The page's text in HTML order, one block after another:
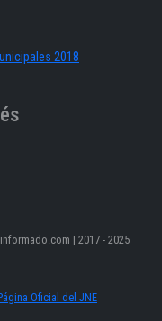
2018
| 2017 - 2025
Oficial del JNE